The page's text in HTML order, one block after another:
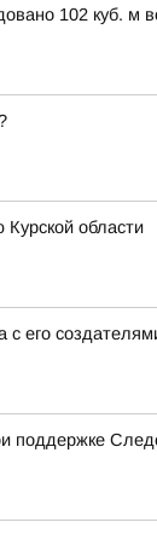
102 куб. м
области
с его
поддержке